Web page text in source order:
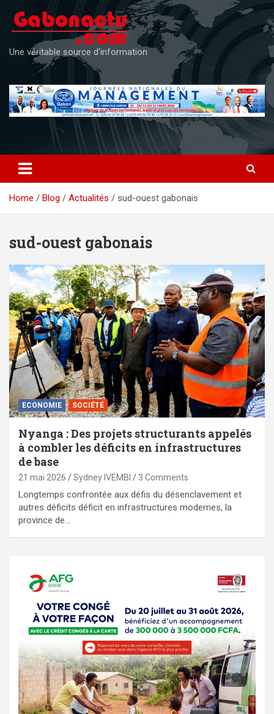
content
Une véritable source d'information
Home Blog Actualités sud-ouest gabonais
sud-ouest gabonais
ECONOMIE SOCIÉTÉ
Nyanga : Des projets structurants appelés
à combler les déficits en infrastructures
de base
21 mai 2026 Sydney IVEMBI 3 Comments
Longtemps confrontée aux défis du désenclavement et
autres déficits déficit en infrastructures modernes, la
province de…